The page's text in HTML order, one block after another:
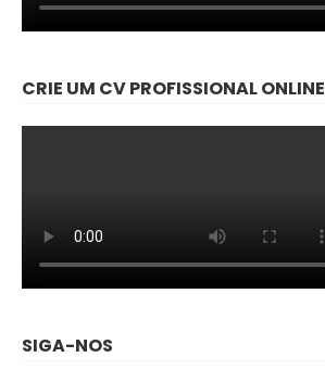
CRIE UM CV PROFISSIONAL ONLINE
SIGA-NOS